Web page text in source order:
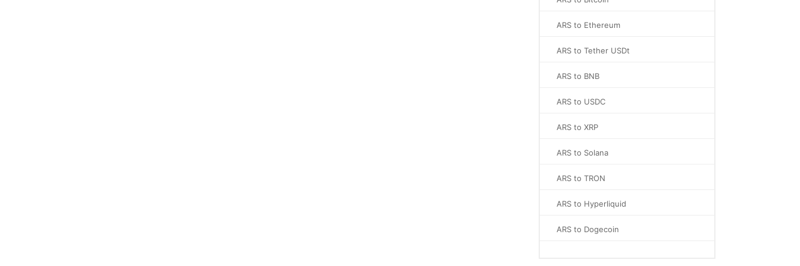
ARS to Ethereum
ARS to Tether USDt
ARS to BNB
ARS to USDC
ARS to XRP
ARS to Solana
ARS to TRON
ARS to Hyperliquid
ARS to Dogecoin